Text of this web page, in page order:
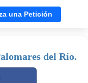
una Petición
del Río.